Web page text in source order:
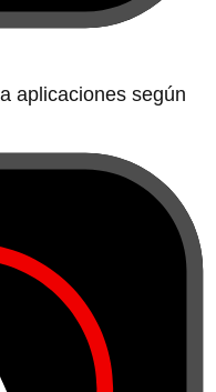
aplicaciones según